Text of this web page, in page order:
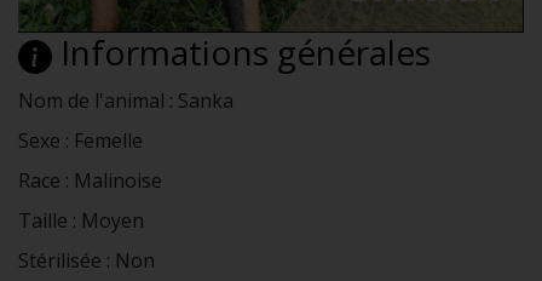
Informations générales
Nom de l'animal : Sanka
Sexe : Femelle
Race : Malinoise
Taille : Moyen
Stérilisée : Non